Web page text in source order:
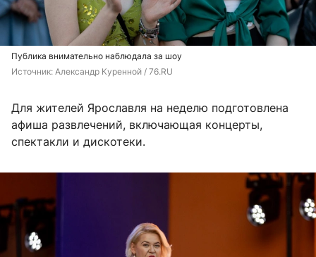
Публика внимательно наблюдала за шоу
Источник: Александр Куренной / 76.RU
Для жителей Ярославля на неделю подготовлена
афиша развлечений, включающая концерты,
спектакли и дискотеки.